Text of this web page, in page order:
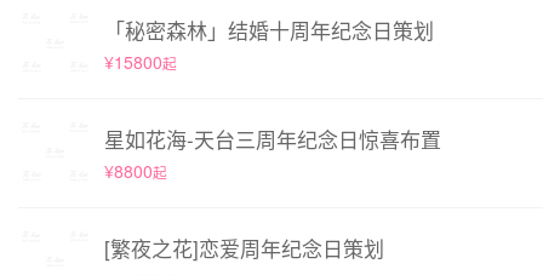
「秘密森林」结婚十周年纪念日策划
¥15800起
星如花海-天台三周年纪念日惊喜布置
¥8800起
[繁夜之花]恋爱周年纪念日策划